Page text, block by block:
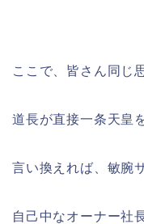
ここで、皆さん同じ
道長が直接一条天皇
言い換えれば、敏腕
自己中なオーナー社